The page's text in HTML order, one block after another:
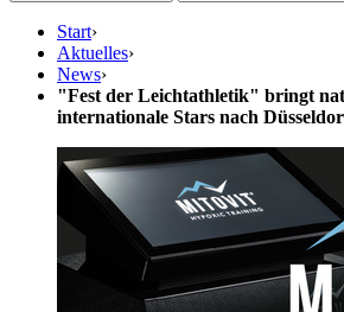
Start›
Aktuelles›
News›
"Fest der Leichtathletik" bringt
internationale Stars nach